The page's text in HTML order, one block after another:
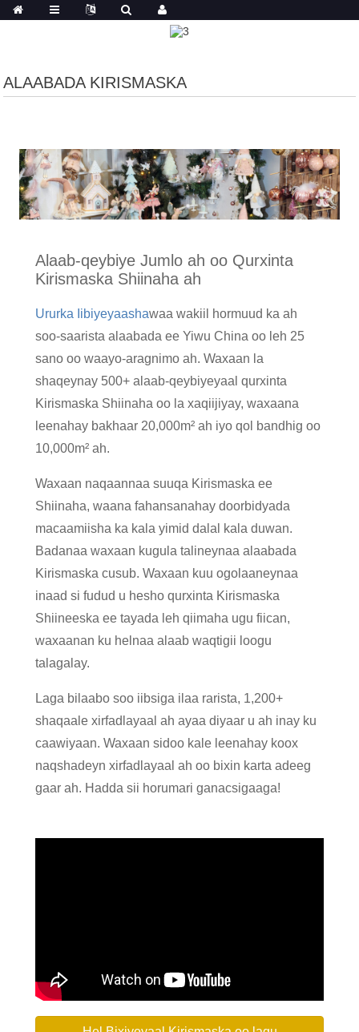
ALAABADA KIRISMASKA
Alaab-qeybiye Jumlo ah oo Qurxinta
Kirismaska ​​​​Shiinaha ah
Ururka Iibiyeyaashawaa wakiil hormuud ka ah
soo-saarista alaabada ee Yiwu China oo leh 25
sano oo waayo-aragnimo ah. Waxaan la
shaqeynay 500+ alaab-qeybiyeyaal qurxinta
Kirismaska ​​​​Shiinaha oo la xaqiijiyay, waxaana
leenahay bakhaar 20,000m² ah iyo qol bandhig oo
10,000m² ah.
Waxaan naqaannaa suuqa Kirismaska ​​​​ee
Shiinaha, waana fahansanahay doorbidyada
macaamiisha ka kala yimid dalal kala duwan.
Badanaa waxaan kugula talineynaa alaabada
Kirismaska ​​​​cusub. Waxaan kuu ogolaaneynaa
inaad si fudud u hesho qurxinta Kirismaska ​​​​
Shiineeska ee tayada leh qiimaha ugu fiican,
waxaanan ku helnaa alaab waqtigii loogu
talagalay.
Laga bilaabo soo iibsiga ilaa rarista, 1,200+
shaqaale xirfadlayaal ah ayaa diyaar u ah inay ku
caawiyaan. Waxaan sidoo kale leenahay koox
naqshadeyn xirfadlayaal ah oo bixin karta adeeg
gaar ah. Hadda sii horumari ganacsigaaga!